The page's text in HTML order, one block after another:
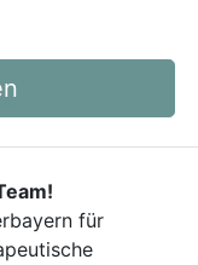
für